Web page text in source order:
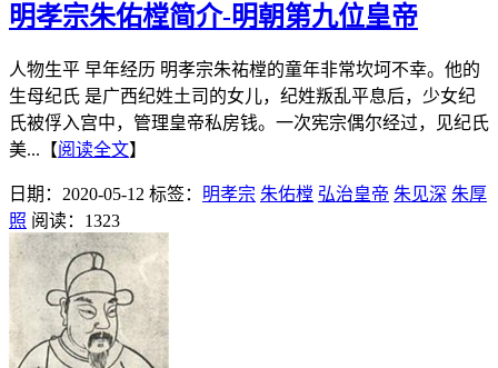
明孝宗朱佑樘简介-明朝第九位皇帝
人物生平 早年经历 明孝宗朱祐樘的童年非常坎坷不幸。他的
生母纪氏 是广西纪姓土司的女儿，纪姓叛乱平息后，少女纪
氏被俘入宫中，管理皇帝私房钱。一次宪宗偶尔经过，见纪氏
美...【阅读全文】
日期：2020-05-12 标签： 明孝宗 朱佑樘 弘治皇帝 朱见深 朱厚
照 阅读：1323